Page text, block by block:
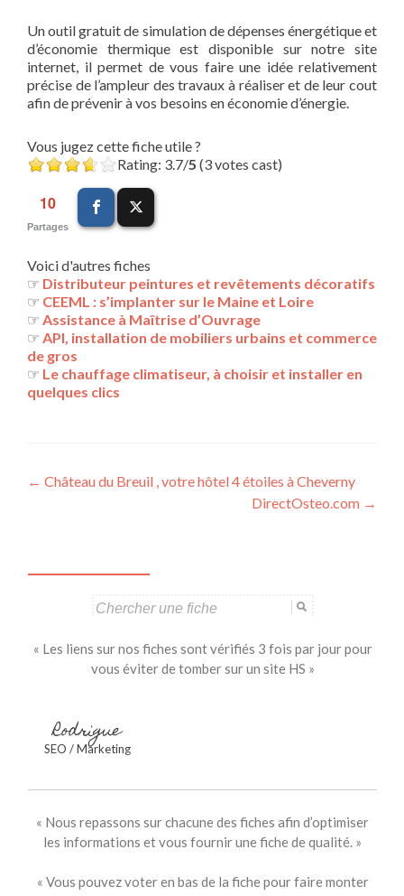
Un outil gratuit de simulation de dépenses énergétique et
d’économie thermique est disponible sur notre site
internet, il permet de vous faire une idée relativement
précise de l’ampleur des travaux à réaliser et de leur cout
afin de prévenir à vos besoins en économie d’énergie.
Vous jugez cette fiche utile ?
Rating: 3.7/5 (3 votes cast)
10
Partages
Voici d'autres fiches
☞ Distributeur peintures et revêtements décoratifs
☞ CEEML : s’implanter sur le Maine et Loire
☞ Assistance à Maîtrise d’Ouvrage
☞ API, installation de mobiliers urbains et commerce
de gros
☞ Le chauffage climatiseur, à choisir et installer en
quelques clics
Navigation
← Château du Breuil , votre hôtel 4 étoiles à Cheverny
DirectOsteo.com →
« Les liens sur nos fiches sont vérifiés 3 fois par jour pour
vous éviter de tomber sur un site HS »
Rodrigue
SEO / Marketing
« Nous repassons sur chacune des fiches afin d’optimiser
les informations et vous fournir une fiche de qualité. »
« Vous pouvez voter en bas de la fiche pour faire monter